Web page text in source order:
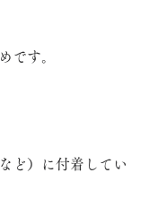
です。
ど）に付着してい